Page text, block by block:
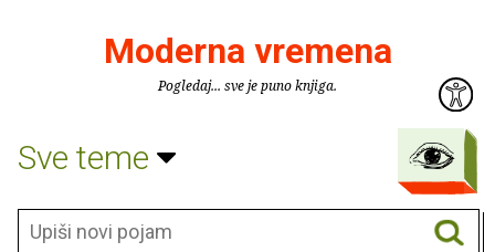
Moderna vremena
Pogledaj... sve je puno knjiga.
Sve teme